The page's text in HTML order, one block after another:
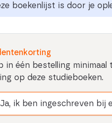
boekenlijst is door je
in één bestelling
op deze studieboeken.
ik ben ingeschreven bij